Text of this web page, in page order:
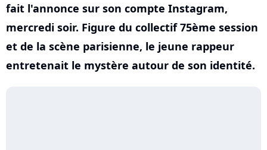
fait l'annonce sur son compte Instagram,
mercredi soir. Figure du collectif 75ème session
et de la scène parisienne, le jeune rappeur
entretenait le mystère autour de son identité.